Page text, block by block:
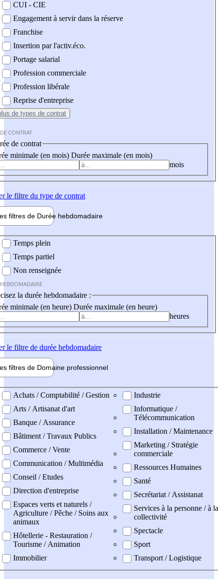
CUI - CIE
Engagement à servir dans la réserve
Franchise
Insertion par l'activ.éco.
Portage salarial
Profession commerciale
Profession libérale
Reprise d'entreprise
de types de contrat
CONTRAT
de contrat
minimale (en mois) Durée maximale (en mois)
mois
le filtre du type de contrat
filtres de Durée hebdomadaire
Temps plein
Temps partiel
Non renseignée
la durée hebdomadaire :
minimale (en heure) Durée maximale (en heure)
heures
le filtre de durée hebdomadaire
filtres de Domaine professionnel
professionel
Achats / Comptabilité / Gestion
Arts / Artisanat d'art
Banque / Assurance
Bâtiment / Travaux Publics
Commerce / Vente
Communication / Multimédia
Conseil / Etudes
Direction d'entreprise
Espaces verts et naturels /
Agriculture / Pêche / Soins aux
animaux
Hôtellerie - Restauration /
Tourisme / Animation
Immobilier
Industrie
Informatique /
Télécommunication
Installation / Maintenance
Marketing / Stratégie
commerciale
Ressources Humaines
Santé
Secrétariat / Assistanat
Services à la personne / à la
collectivité
Spectacle
Sport
Transport / Logistique